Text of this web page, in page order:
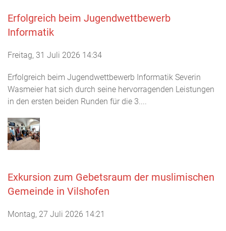
Erfolgreich beim Jugendwettbewerb
Informatik
Freitag, 31 Juli 2026 14:34
Erfolgreich beim Jugendwettbewerb Informatik Severin
Wasmeier hat sich durch seine hervorragenden Leistungen
in den ersten beiden Runden für die 3....
Exkursion zum Gebetsraum der muslimischen
Gemeinde in Vilshofen
Montag, 27 Juli 2026 14:21